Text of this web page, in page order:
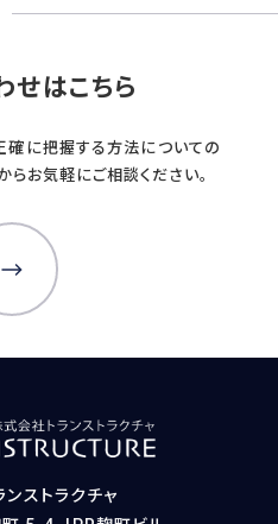
せはこちら
確に把握する方法についての
らお気軽にご相談ください。
ストラクチャ